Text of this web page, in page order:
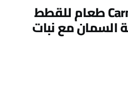
كارنيلوف Carnilove طعام للقطط
السمان مع نبات